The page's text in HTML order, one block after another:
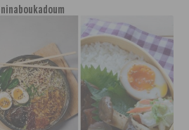
ninaboukadoum